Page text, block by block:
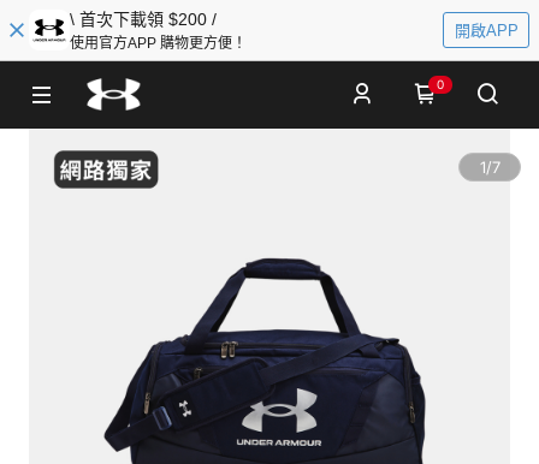
\ 首次下載領 $200 /
使用官方APP 購物更方便！
開啟APP
0
1/7